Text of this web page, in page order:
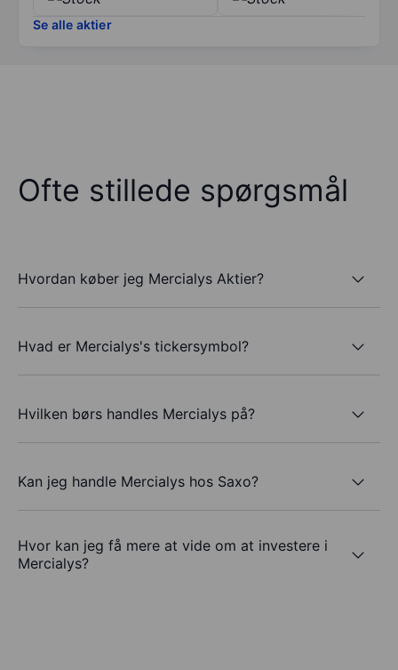
Se alle aktier
Ofte stillede spørgsmål
Hvordan køber jeg Mercialys Aktier?
Hvad er Mercialys's tickersymbol?
Hvilken børs handles Mercialys på?
Kan jeg handle Mercialys hos Saxo?
Hvor kan jeg få mere at vide om at investere i
Mercialys?